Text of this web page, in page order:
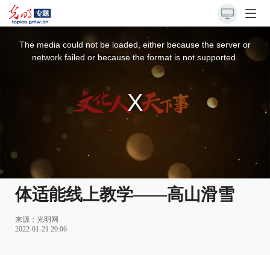
The media could not be loaded, either because the server or
network failed or because the format is not supported.
体适能线上教学——高山滑雪
来源： 光明网
2022-01-21 20:06